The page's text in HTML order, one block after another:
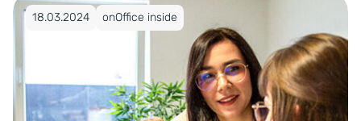
Veröffentlicht am 18.03.2024
18.03.2024 onOffice inside